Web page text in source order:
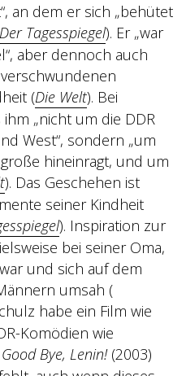
an dem er sich „behütet
Der Tagesspiegel). Er „war
aber dennoch auch
(Die Welt). Bei
ihm „nicht um die DDR
West“, sondern „um
hineinragt, und um
). Das Geschehen ist
seiner Kindheit
). Inspiration zur
bei seiner Oma,
und sich auf dem
umsah (
habe ein Film wie
Komödien wie
Good Bye, Lenin!(2003)